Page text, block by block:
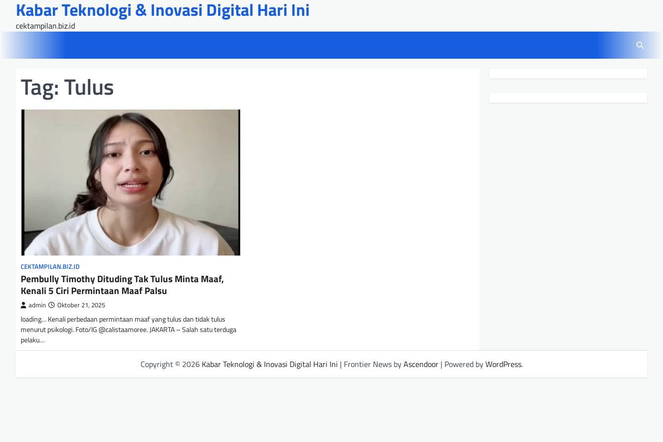
content
Kabar Teknologi & Inovasi Digital Hari Ini
cektampilan.biz.id
Tag:Tulus
CEKTAMPILAN.BIZ.ID
Pembully Timothy Dituding Tak Tulus Minta Maaf,
Kenali 5 Ciri Permintaan Maaf Palsu
admin Oktober 21, 2025
loading… Kenali perbedaan permintaan maaf yang tulus dan tidak tulus
menurut psikologi. Foto/IG @calistaamoree. JAKARTA – Salah satu terduga
pelaku…
Copyright © 2026 Kabar Teknologi & Inovasi Digital Hari Ini | Frontier News byAscendoor| Powered byWordPress.